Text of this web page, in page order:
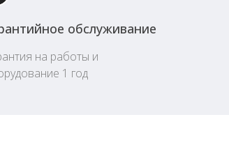
обслуживание
на работы и
1 год